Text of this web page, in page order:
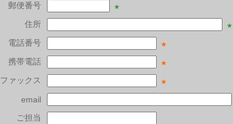
郵便番号 ★
住所 ★
電話番号 ★
携帯電話 ★
ファックス ★
email
ご担当